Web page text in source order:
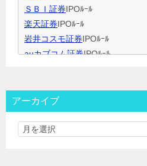
ＳＢＩ証券IPOﾙｰﾙ
楽天証券IPOﾙｰﾙ
岩井コスモ証券IPOﾙｰﾙ
auカブコム証券IPOﾙｰﾙ
三菱ＵＦＪ証券
みずほ証券IPOﾙｰﾙ
ＳＭＢＣ日興証券
アーカイブ